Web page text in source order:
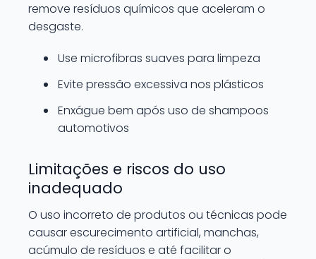
remove resíduos químicos que aceleram o
desgaste.
Use microfibras suaves para limpeza
Evite pressão excessiva nos plásticos
Enxágue bem após uso de shampoos
automotivos
Limitações e riscos do uso
inadequado
O uso incorreto de produtos ou técnicas pode
causar escurecimento artificial, manchas,
acúmulo de resíduos e até facilitar o